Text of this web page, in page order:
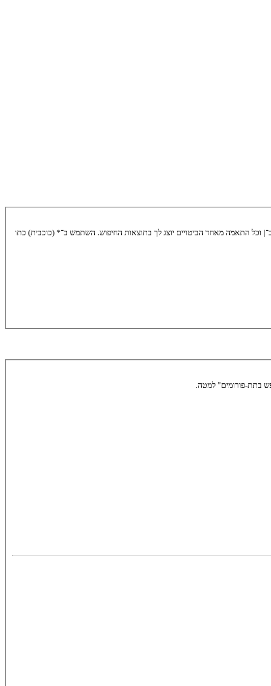
| וכל התאמה מאחד הביטויים יוצג לך בתוצאות החיפוש. השתמש ב־* (כוכבית) כתו
בתת-פורומים" למטה.